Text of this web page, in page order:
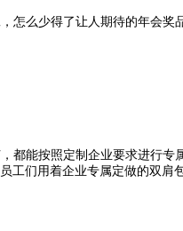
么少得了让人期待的年会奖
能按照定制企业要求进行专
工们用着企业专属定做的双